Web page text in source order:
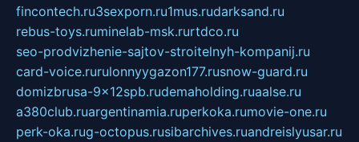
fincontech.ru3sexporn.ru1mus.rudarksand.ru
rebus-toys.ruminelab-msk.rurtdco.ru
seo-prodvizhenie-sajtov-stroitelnyh-kompanij.ru
card-voice.rurulonnyygazon177.rusnow-guard.ru
domizbrusa-9x12spb.rudemaholding.ruaalse.ru
a380club.ruargentinamia.ruperkoka.rumovie-one.ru
perk-oka.rug-octopus.rusibarchives.ruandreislyusar.ru